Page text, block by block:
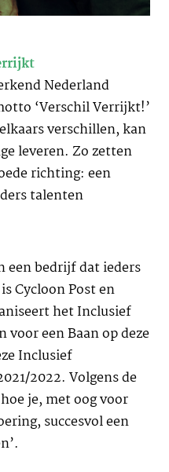
Nederland
‘Verschil Verrijkt!’
verschillen, kan
leveren. Zo zetten
richting: een
talenten
een bedrijf dat ieders
Cycloon Post en
het Inclusief
voor een Baan op deze
Inclusief
2022. Volgens de
je, met oog voor
succesvol een